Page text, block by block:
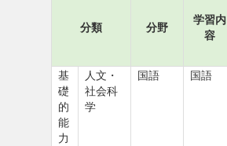
分類 分野
学習内
容
基
礎
的
能
力
人文・
社会科
学
国語 国語